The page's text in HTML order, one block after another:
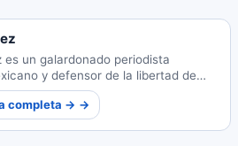
es un galardonado periodista
y defensor de la libertad de
incisivos sobre los mercados
político de México han influido en la
y han obtenido reconocimiento
completa → →